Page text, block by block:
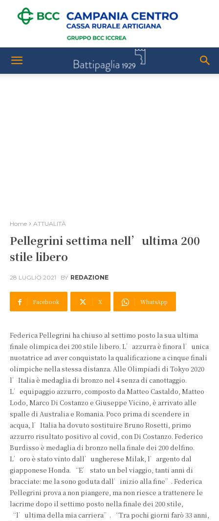
Home ATTUALITÀ
Pellegrini settima nell’ultima 200
stile libero
28 LUGLIO 2021 BY REDAZIONE
Facebook X WhatsApp
Federica Pellegrini ha chiuso al settimo posto la sua ultima
finale olimpica dei 200 stile libero. L’azzurra è finora l’unica
nuotatrice ad aver conquistato la qualificazione a cinque finali
olimpiche nella stessa distanza. Alle Olimpiadi di Tokyo 2020
l’Italia è medaglia di bronzo nel 4 senza di canottaggio.
L’equipaggio azzurro, composto da Matteo Castaldo, Matteo
Lodo, Marco Di Costanzo e Giuseppe Vicino, è arrivato alle
spalle di Australia e Romania. Poco prima di scendere in
acqua, l’Italia ha dovuto sostituire Bruno Rosetti, primo
azzurro risultato positivo al covid, con Di Costanzo. Federico
Burdisso è medaglia di bronzo nella finale dei 200 delfino.
L’oro è stato vinto dall’ungherese Milak, l’argento dal
giapponese Honda. “E’ stato un bel viaggio, tanti anni di
bracciate: me la sono goduta dall’inizio alla fine”. Federica
Pellegrini prova a non piangere, ma non riesce a trattenere le
lacrime dopo il settimo posto nella finale dei 200 stile,
“l’ultima della mia carriera”. “Tra pochi giorni farò 33 anni,